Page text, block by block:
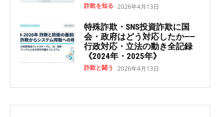
詐欺を知る 2026年4月13日
特殊詐欺・SNS投資詐欺に国
会・政府はどう対応したか——
行政対応・立法の動き全記録
《2024年・2025年》
詐欺と闘う 2026年4月13日